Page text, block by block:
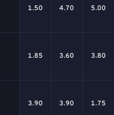
1.50 4.70 5.00
1.85 3.60 3.80
3.90 3.90 1.75